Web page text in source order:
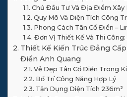
Chủ Đầu Tư Và Địa Điểm Xây
Quy Mô Và Diện Tích Công
Phong Cách Tân Cổ Điển –
Đơn Vị Thiết Kế Và Thi Công:
Thiết Kế Kiến Trúc Đẳng
Điển Anh Quang
Vẻ Đẹp Tân Cổ Điển Trong
Bố Trí Công Năng Hợp Lý
Tận Dụng Diện Tích 236m²